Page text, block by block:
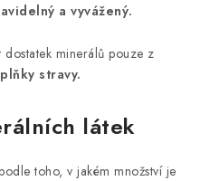
a vyvážený.
minerálů pouze z
stravy.
látek
toho, v jakém množství je